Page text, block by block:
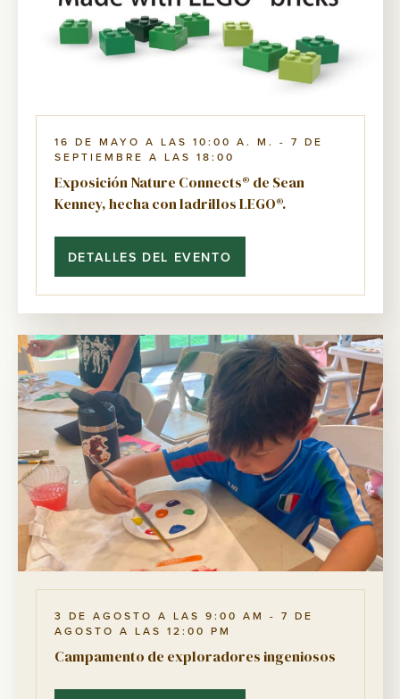
16 DE MAYO A LAS 10:00 A. M. - 7 DE
SEPTIEMBRE A LAS 18:00
Exposición Nature Connects® de Sean
Kenney, hecha con ladrillos LEGO®.
DETALLES DEL EVENTO
CONNECTS®
DE
KENNEY,
HECHA
CON
LADRILLOS
LEGO®.
3 DE AGOSTO A LAS 9:00 AM - 7 DE
AGOSTO A LAS 12:00 PM
Campamento de exploradores ingeniosos